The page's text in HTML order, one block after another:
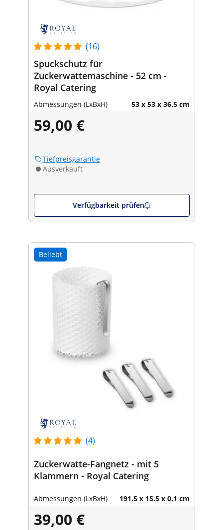
(16)
Spuckschutz für
Zuckerwattemaschine - 52 cm -
Royal Catering
Abmessungen (LxBxH) 53 x 53 x 36.5 cm
59,00 €
Tiefpreisgarantie
Ausverkauft
Verfügbarkeit prüfen
Beliebt
(4)
Zuckerwatte-Fangnetz - mit 5
Klammern - Royal Catering
Abmessungen (LxBxH) 191.5 x 15.5 x 0.1 cm
39,00 €